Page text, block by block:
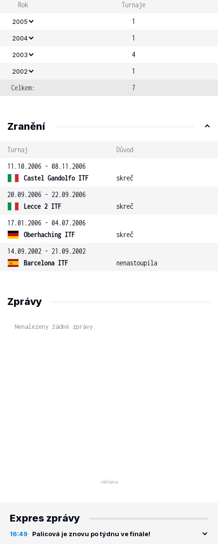
Rok Turnaje
2005 1
2004 1
2003 4
2002
1
Celkem:
7
Zranění
Turnaj
Důvod
11.10.2006 - 08.11.2006
Castel Gandolfo ITF
skreč
20.09.2006 - 22.09.2006
Lecce 2 ITF
skreč
17.01.2006 - 04.07.2006
Oberhaching ITF
skreč
14.09.2002 - 21.09.2002
Barcelona ITF
nenastoupila
Zprávy
Nenalezeny žádné zprávy.
Expres zprávy
16:49 Palicová je znovu po týdnu ve finále!